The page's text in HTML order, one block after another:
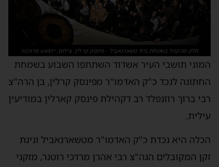
חלק מהקהל בשמחת בית טשארנאביל - פינסק קרלין. צילום: יהושע פרוכטר
המוני תושבי העיר אשדוד השתתפו השבוע בשמחת
החתונה לנכד כ"ק האדמו"ר מפינסק קרלין, בן הרה"צ
רבי ברוך רוזנפלד רב דקהילת פינסק קארלין במודיעין
עילית.
הכלה היא נכדת כ"ק האדמו"ר מטשארנאביל ונינת
זקן המקובלים הגה"צ רבי אהרן מרדכי רוטנר, מזקני